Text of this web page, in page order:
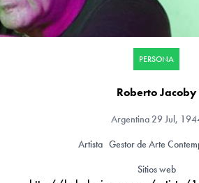
PERSONA
Roberto Jacoby
Argentina29 Jul,
Artista Gestor de Arte
Sitios web